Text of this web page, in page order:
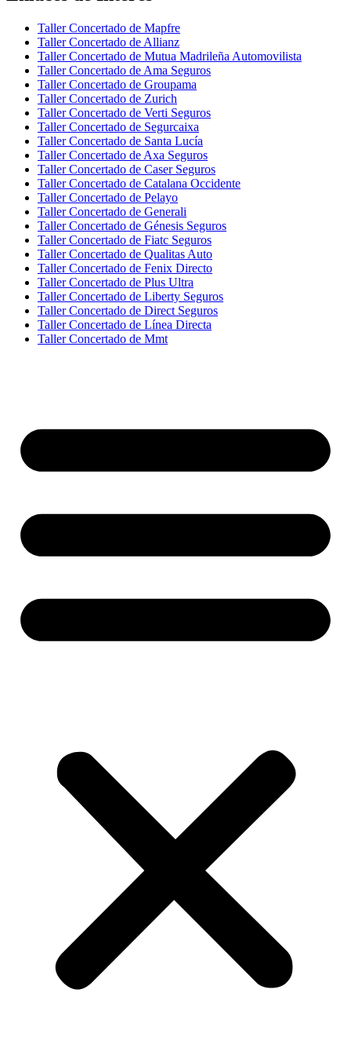
Taller Concertado de Mapfre
Taller Concertado de Allianz
Taller Concertado de Mutua Madrileña Automovilista
Taller Concertado de Ama Seguros
Taller Concertado de Groupama
Taller Concertado de Zurich
Taller Concertado de Verti Seguros
Taller Concertado de Segurcaixa
Taller Concertado de Santa Lucía
Taller Concertado de Axa Seguros
Taller Concertado de Caser Seguros
Taller Concertado de Catalana Occidente
Taller Concertado de Pelayo
Taller Concertado de Generali
Taller Concertado de Génesis Seguros
Taller Concertado de Fiatc Seguros
Taller Concertado de Qualitas Auto
Taller Concertado de Fenix Directo
Taller Concertado de Plus Ultra
Taller Concertado de Liberty Seguros
Taller Concertado de Direct Seguros
Taller Concertado de Línea Directa
Taller Concertado de Mmt